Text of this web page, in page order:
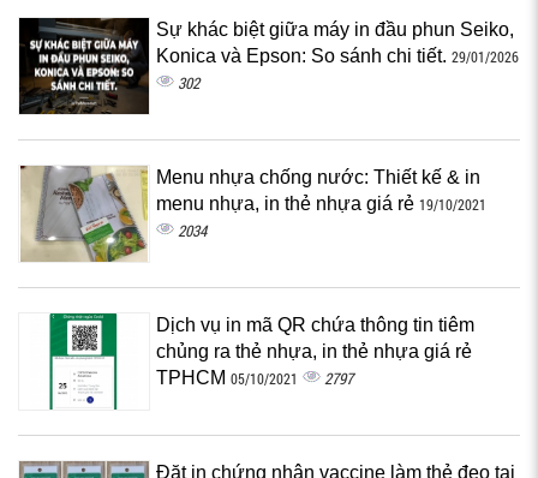
Sự khác biệt giữa máy in đầu phun Seiko,
Konica và Epson: So sánh chi tiết. 29/01/2026
302
Menu nhựa chống nước: Thiết kế & in
menu nhựa, in thẻ nhựa giá rẻ 19/10/2021
2034
Dịch vụ in mã QR chứa thông tin tiêm
chủng ra thẻ nhựa, in thẻ nhựa giá rẻ
TPHCM 05/10/2021 2797
Đặt in chứng nhận vaccine làm thẻ đeo tại